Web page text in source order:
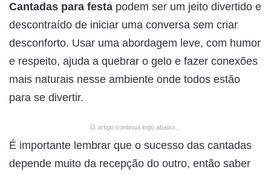
Cantadas para festa podem ser um jeito divertido e
descontraído de iniciar uma conversa sem criar
desconforto. Usar uma abordagem leve, com humor
e respeito, ajuda a quebrar o gelo e fazer conexões
mais naturais nesse ambiente onde todos estão
para se divertir.
O artigo continua logo abaixo...
É importante lembrar que o sucesso das cantadas
depende muito da recepção do outro, então saber